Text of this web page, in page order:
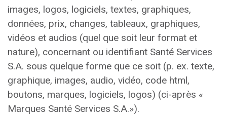
images, logos, logiciels, textes, graphiques,
données, prix, changes, tableaux, graphiques,
vidéos et audios (quel que soit leur format et
nature), concernant ou identifiant Santé Services
S.A. sous quelque forme que ce soit (p. ex. texte,
graphique, images, audio, vidéo, code html,
boutons, marques, logiciels, logos) (ci-après «
Marques Santé Services S.A.»).